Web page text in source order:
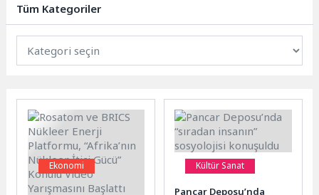
Tüm Kategoriler
Ekonomi
Rosatom ve BRICS
Kültür Sanat
Pancar Deposu’nda